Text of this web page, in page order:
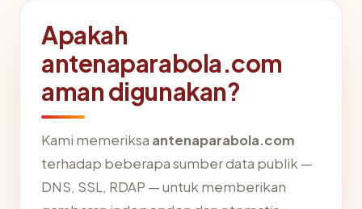
Apakah
antenaparabola.com
aman digunakan?
Kami memeriksa antenaparabola.com
terhadap beberapa sumber data publik —
DNS, SSL, RDAP — untuk memberikan